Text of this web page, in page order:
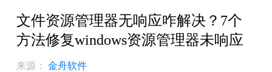
文件资源管理器无响应咋解决？7个
方法修复windows资源管理器未响应
来源：
金舟软件